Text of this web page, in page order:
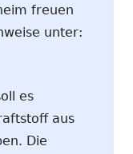
freuen
unter:
es
aus
Die